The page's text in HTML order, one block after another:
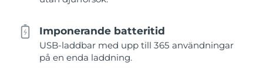
Imponerande batteritid
USB-laddbar med upp till 365 användningar
på en enda laddning.